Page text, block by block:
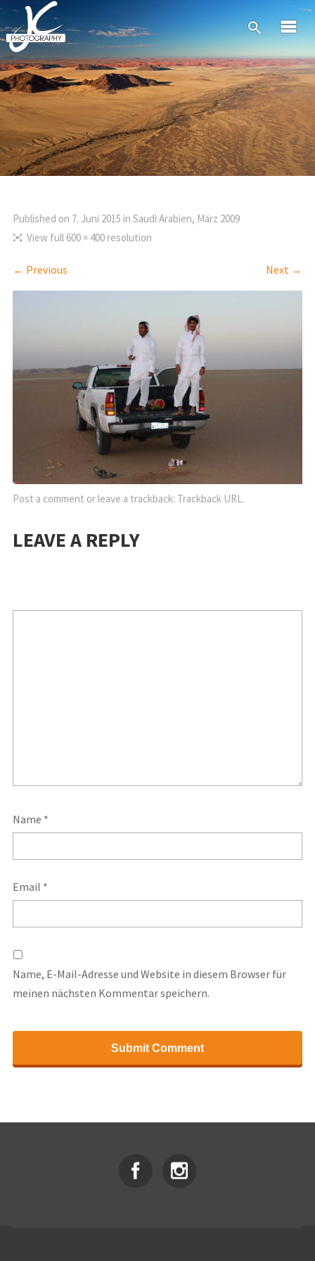
Published on 7. Juni 2015 in Saudi Arabien, März 2009
View full 600 × 400 resolution
← Previous Next →
Post a comment or leave a trackback: Trackback URL .
LEAVE A REPLY
Name *
Email *
Name, E-Mail-Adresse und Website in diesem Browser für
meinen nächsten Kommentar speichern.